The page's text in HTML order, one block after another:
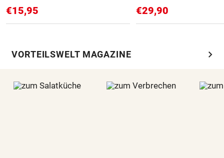
€15,95 €29,90
VORTEILSWELT MAGAZINE chevron_right